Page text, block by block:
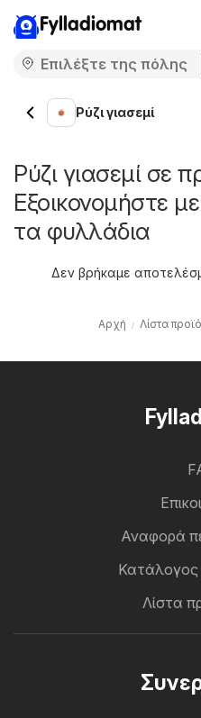
Fylladiomat
Ρύζι γιασεμί
Ρύζι γιασεμί σε
Εξοικονομήστε
τα φυλλάδια
Δεν βρήκαμε
Αρχή Λίστα
Αναφορά
Κατάλογος
Λίστα